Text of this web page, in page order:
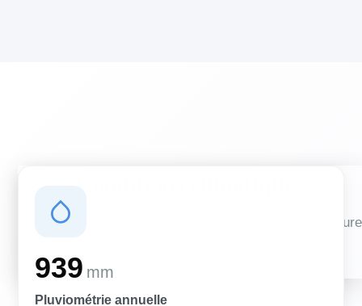
Des conditions qui influencent vos travaux de couverture
939 mm
Pluviométrie annuelle